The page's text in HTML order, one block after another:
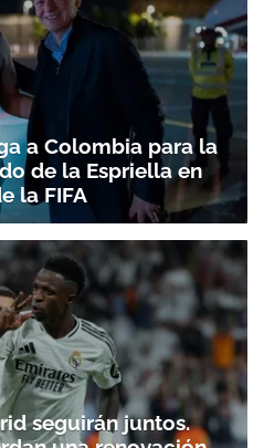
a Colombia para la
de la Espriella en
la FIFA
seguirán juntos.